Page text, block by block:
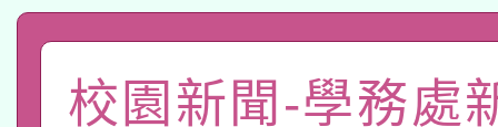
一案。
答一案
有關本府115年70歲以
人員健康講座「吃得安
本校115學年度第2次
校園新聞-學務處